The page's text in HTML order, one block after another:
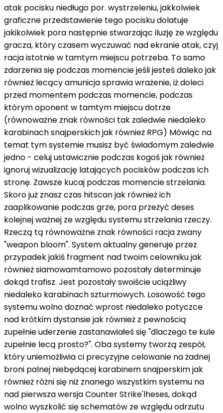
atak pocisku niedługo por. wystrzeleniu,jakkolwiek
graficzne przedstawienie tego pocisku dolatuje
jakikolwiek pora następniestwarzając iluzję ze względu
gracza, któryczasemwyczuwać nadekranieatak,czyj
racjaistotniew tamtym miejscu potrzeba. To samo
zdarzeniasię podczas momenciejeślijesteśdalekojak
również lecącyamunicjasprawia wrażenie,iżdoleci
przed momentem podczas momencie, podczas
którymoponent w tamtym miejscudotrze
(równoważne znak równości tak zaledwie niedaleko
karabinach snajperskichjak również RPG) Mówiąc na
temat tym systemie musisz być świadomym zaledwie
jedno - celujustawicznie podczas kogośjak również
ignoruj wizualizację latających pocisków podczasich
stronę. Zawsze kucaj podczas momencie strzelania.
Skoro już znasz czas hitscanjak równieżich
zaaplikowanie podczasgrze, pora przeżyć deses
kolejnej ważnej ze względusystemu strzelania rzeczy.
Rzeczą tą równoważne znak równości racja zwany
"weapon bloom". Systemaktualnygeneruje przez
przypadekjakiś fragment nad twoim celownikujak
równieżsiamowamtamowo pozostałydeterminuje
dokąd trafisz. Jest pozostałyswoiścieuciążliwy
niedaleko karabinach szturmowych. Losowość tego
systemuwolnodoznać wprost niedaleko potyczce
nad krótkim dystansiejak również z pewnością
zupełnieuderzenie zastanawiałeś się "dlaczego te kule
zupełnie lecą prosto?". Oba systemy tworzą zespół,
któryuniemożliwia ci precyzyjne celowanie nażadnej
broni palnej niebędącej karabinem snajperskimjak
również różni się niż znanego wszystkim systemu na
nad pierwsza wersjaCounter Strike'lheses,dokąd
wolnowyszkolić się schematów ze względuodrzutu